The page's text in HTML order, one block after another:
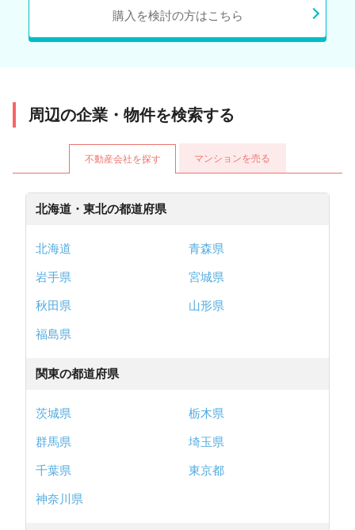
購入を検討の方はこちら
周辺の企業・物件を検索する
不動産会社を探す マンションを売る
北海道・東北の都道府県
北海道
青森県
岩手県
宮城県
秋田県
山形県
福島県
関東の都道府県
茨城県
栃木県
群馬県
埼玉県
千葉県
東京都
神奈川県